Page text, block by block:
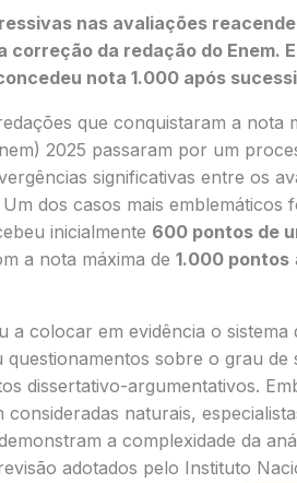
nas avaliações
correção da redação do Enem.
nota 1.000 após
que conquistaram a nota
2025 passaram por um
significativas entre os
dos casos mais emblemáticos
inicialmente 600 pontos de
a nota máxima de 1.000 pontos
a colocar em evidência o
questionamentos sobre o grau de
dissertativo-argumentativos.
naturais,
a complexidade da
adotados pelo Instituto